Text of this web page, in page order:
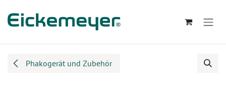
Phakogerät und Zubehör